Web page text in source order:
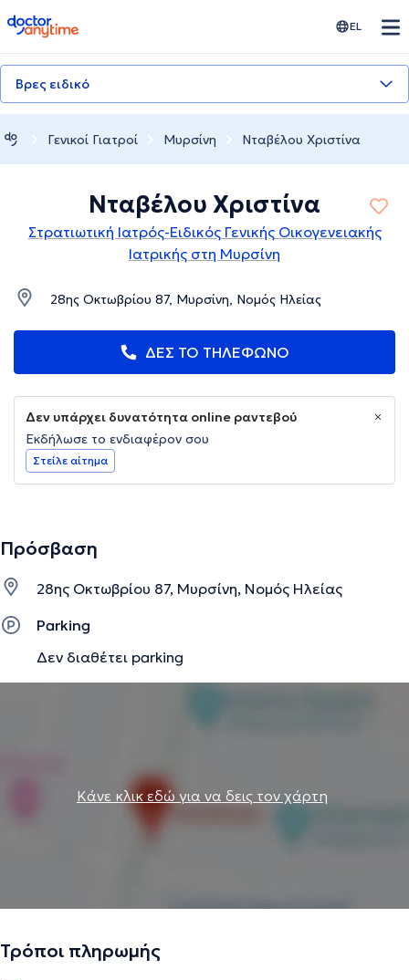
doctoranytime EL
Βρες ειδικό
Γενικοί Γιατροί Μυρσίνη Νταβέλου Χριστίνα
Νταβέλου Χριστίνα
Στρατιωτική Ιατρός-Ειδικός Γενικής Οικογενειακής
Ιατρικής στη Μυρσίνη
28ης Οκτωβρίου 87, Μυρσίνη, Νομός Ηλείας
ΔΕΣ ΤΟ ΤΗΛΕΦΩΝΟ
Δεν υπάρχει δυνατότητα online ραντεβού
Εκδήλωσε το ενδιαφέρον σου
Στείλε αίτημα
Πρόσβαση
28ης Οκτωβρίου 87, Μυρσίνη, Νομός Ηλείας
Parking
Δεν διαθέτει parking
Κάνε κλικ εδώ για να δεις τον χάρτη
Τρόποι πληρωμής